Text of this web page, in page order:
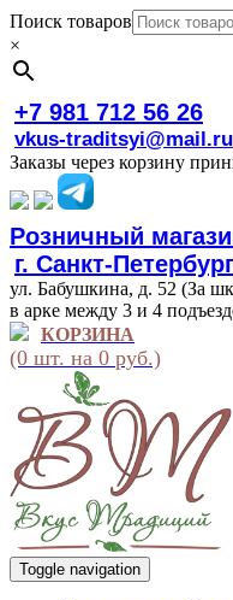
Поиск товаров
×
+7 981 712 56 26
vkus-traditsyi@mail.ru
Заказы через корзину
Розничный
г. Санкт-Петербург
ул. Бабушкина, д. 52 (За
в арке между 3 и 4
КОРЗИНА
(0 шт. на 0 руб.)
Toggle navigation